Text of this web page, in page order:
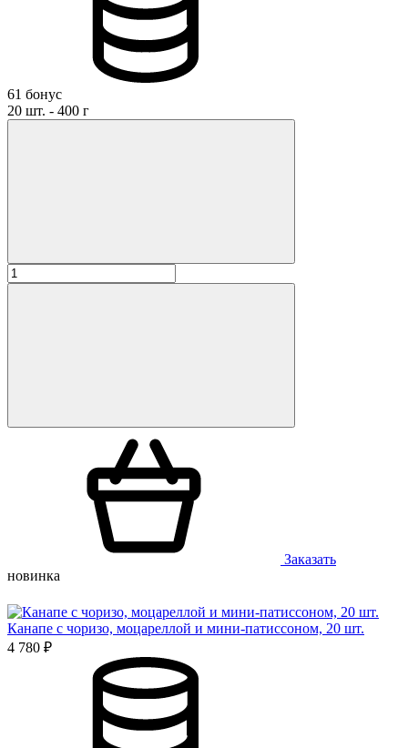
61 бонус
20 шт. - 400 г
Заказать
новинка
Канапе с чоризо, моцареллой и мини-патиссоном, 20 шт.
4 780 ₽